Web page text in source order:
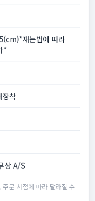
재는법에 따라
*
장착
상 A/S
문 시점에 따라 달라질 수